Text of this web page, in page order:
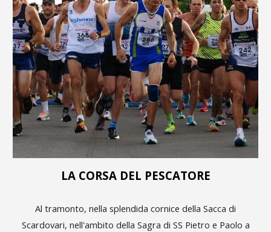
LA CORSA DEL PESCATORE
Al tramonto, nella splendida cornice della Sacca di
Scardovari, nell'ambito della Sagra di SS Pietro e Paolo a